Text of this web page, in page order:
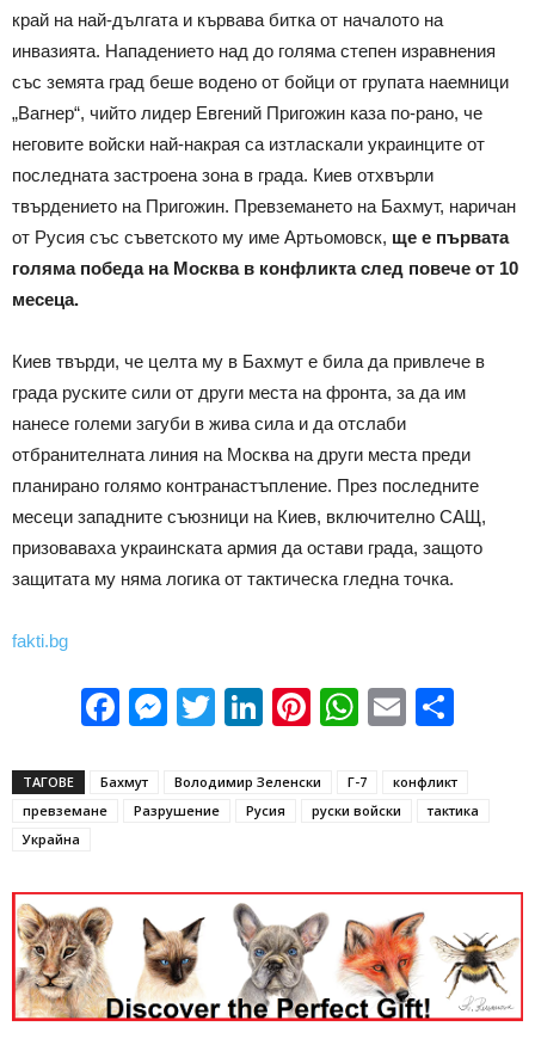
край на най-дългата и кървава битка от началото на
инвазията. Нападението над до голяма степен изравнения
със земята град беше водено от бойци от групата наемници
„Вагнер“, чийто лидер Евгений Пригожин каза по-рано, че
неговите войски най-накрая са изтласкали украинците от
последната застроена зона в града. Киев отхвърли
твърдението на Пригожин. Превземането на Бахмут, наричан
от Русия със съветското му име Артьомовск, ще е първата
голяма победа на Москва в конфликта след повече от 10
месеца.
Киев твърди, че целта му в Бахмут е била да привлече в
града руските сили от други места на фронта, за да им
нанесе големи загуби в жива сила и да отслаби
отбранителната линия на Москва на други места преди
планирано голямо контранастъпление. През последните
месеци западните съюзници на Киев, включително САЩ,
призоваваха украинската армия да остави града, защото
защитата му няма логика от тактическа гледна точка.
fakti.bg
Facebook
Messenger
Twitter
LinkedIn
Pinterest
WhatsApp
Email
ТАГОВЕ Бахмут Володимир Зеленски Г-7
конфликт
превземане
Разрушение Русия руски войски
тактика
Украйна